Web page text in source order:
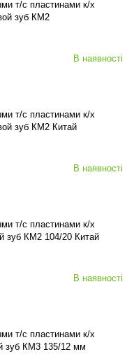
т/с пластинами к/х
зуб КМ2
В наявності
т/с пластинами к/х
зуб КМ2 Китай
В наявності
т/с пластинами к/х
зуб КМ2 104/20 Китай
В наявності
т/с пластинами к/х
зуб КМ3 135/12 мм